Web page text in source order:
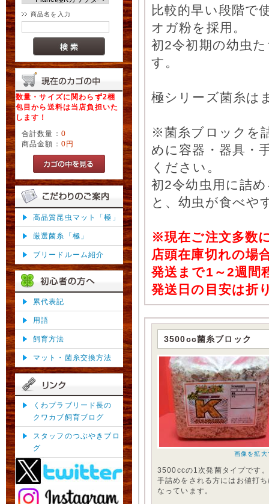
商品名を入力
数量・サイズに関わらず2梱
包目から送料は当店負担いた
します！
合計数量： 0
商品金額： 0円
高品質昆虫マット「極」
厳選菌糸「極」
ブリードルーム紹介
累代表記
用語
飼育方法
マット・菌糸交換方法
くわプラブリード長の
クワカブ飼育ブログ
スタッフのつぶやきブロ
グ
比較的早い段階で
オガ粉を採用。
初2令初期の幼虫
す。
極シリーズ菌糸は
※菌糸ブロックを
めに容器・器具・
ください。
初2令幼虫用に詰
と、幼虫が食べや
※現在ご注文多数
店頭在庫切れの場
発送まで1～2週間
発送日の目安は折
3500cc菌糸ブロック
画像を拡大
3500ccの1次発菌タイプです。
手詰めをされる方にはお値打
なっています。